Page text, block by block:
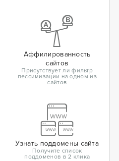
Аффилированность
сайтов
Присутствует ли фильтр
пессимизации на одном из
сайтов
Узнать поддомены сайта
Получите список
поддоменов в 2 клика